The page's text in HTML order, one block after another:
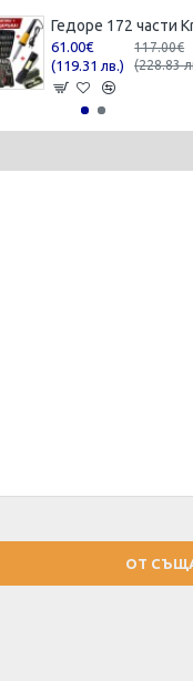
61.00€
(119.31 лв.)
117.00€
(228.83
ОТ